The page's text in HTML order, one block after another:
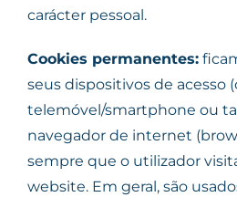
carácter pessoal.
Cookies permanentes:
seus dispositivos de acesso
telemóvel/smartphone ou
navegador de internet
sempre que o utilizador
website. Em geral, são